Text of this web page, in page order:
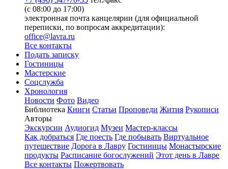
(с 08:00 до 17:00)
электронная почта канцелярии (для официальной
переписки, по вопросам аккредитации):
office@lavra.ru
Все контакты
Подать записку
Гостиницы
Мастерские
Соцслужба
Хронология
Новости Фото Видео
Библиотека Книги Статьи Проповеди Жития Рукописи
Авторы
Экскурсии Аудиогид Музеи Мастер-классы
Как добраться Где поесть Где побывать Виртуальное
путешествие Дорога в Лавру Гостиницы Монастырские
продукты Расписание богослужений Этот день в Лавре
Все контакты Пожертвовать